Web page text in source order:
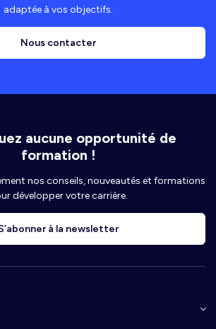
adaptée à vos objectifs.
Nous contacter
aucune opportunité de
formation !
nos conseils, nouveautés et formations
développer votre carrière.
à la newsletter